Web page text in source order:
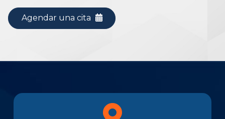
Agendar una cita